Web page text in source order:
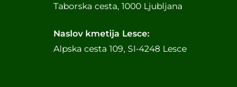
Taborska cesta, 1000 Ljubljana
Naslov kmetija Lesce:
Alpska cesta 109, SI-4248 Lesce